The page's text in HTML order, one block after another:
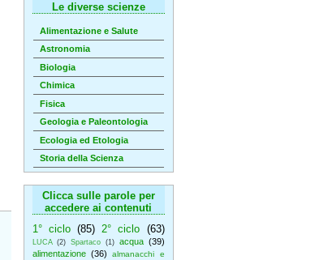
Le diverse scienze
Alimentazione e Salute
Astronomia
Biologia
Chimica
Fisica
Geologia e Paleontologia
Ecologia ed Etologia
Storia della Scienza
Clicca sulle parole per
accedere ai contenuti
1° ciclo (85) 2° ciclo (63)
LUCA (2) Spartaco (1) acqua (39)
alimentazione (36)
almanacchi e